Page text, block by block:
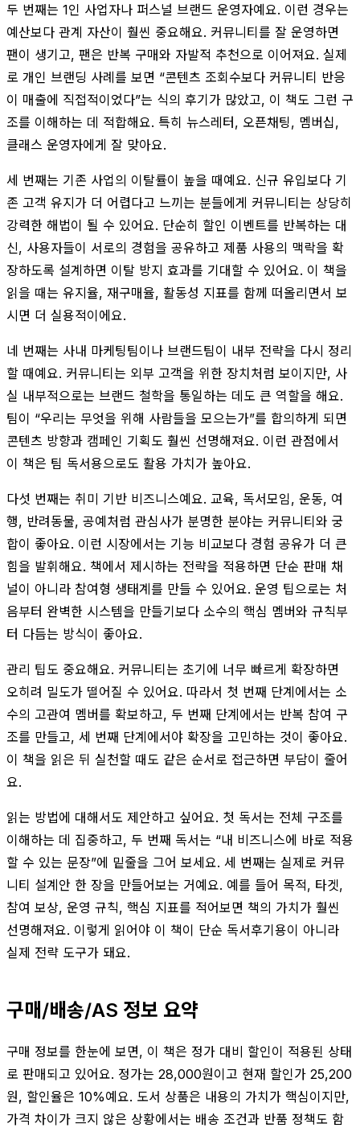
두 번째는 1인 사업자나 퍼스널 브랜드 운영자예요. 이런 경우는
예산보다 관계 자산이 훨씬 중요해요. 커뮤니티를 잘 운영하면
팬이 생기고, 팬은 반복 구매와 자발적 추천으로 이어져요. 실제
로 개인 브랜딩 사례를 보면 “콘텐츠 조회수보다 커뮤니티 반응
이 매출에 직접적이었다”는 식의 후기가 많았고, 이 책도 그런 구
조를 이해하는 데 적합해요. 특히 뉴스레터, 오픈채팅, 멤버십,
클래스 운영자에게 잘 맞아요.
세 번째는 기존 사업의 이탈률이 높을 때예요. 신규 유입보다 기
존 고객 유지가 더 어렵다고 느끼는 분들에게 커뮤니티는 상당히
강력한 해법이 될 수 있어요. 단순히 할인 이벤트를 반복하는 대
신, 사용자들이 서로의 경험을 공유하고 제품 사용의 맥락을 확
장하도록 설계하면 이탈 방지 효과를 기대할 수 있어요. 이 책을
읽을 때는 유지율, 재구매율, 활동성 지표를 함께 떠올리면서 보
시면 더 실용적이에요.
네 번째는 사내 마케팅팀이나 브랜드팀이 내부 전략을 다시 정리
할 때예요. 커뮤니티는 외부 고객을 위한 장치처럼 보이지만, 사
실 내부적으로는 브랜드 철학을 통일하는 데도 큰 역할을 해요.
팀이 “우리는 무엇을 위해 사람들을 모으는가”를 합의하게 되면
콘텐츠 방향과 캠페인 기획도 훨씬 선명해져요. 이런 관점에서
이 책은 팀 독서용으로도 활용 가치가 높아요.
다섯 번째는 취미 기반 비즈니스예요. 교육, 독서모임, 운동, 여
행, 반려동물, 공예처럼 관심사가 분명한 분야는 커뮤니티와 궁
합이 좋아요. 이런 시장에서는 기능 비교보다 경험 공유가 더 큰
힘을 발휘해요. 책에서 제시하는 전략을 적용하면 단순 판매 채
널이 아니라 참여형 생태계를 만들 수 있어요. 운영 팁으로는 처
음부터 완벽한 시스템을 만들기보다 소수의 핵심 멤버와 규칙부
터 다듬는 방식이 좋아요.
관리 팁도 중요해요. 커뮤니티는 초기에 너무 빠르게 확장하면
오히려 밀도가 떨어질 수 있어요. 따라서 첫 번째 단계에서는 소
수의 고관여 멤버를 확보하고, 두 번째 단계에서는 반복 참여 구
조를 만들고, 세 번째 단계에서야 확장을 고민하는 것이 좋아요.
이 책을 읽은 뒤 실천할 때도 같은 순서로 접근하면 부담이 줄어
요.
읽는 방법에 대해서도 제안하고 싶어요. 첫 독서는 전체 구조를
이해하는 데 집중하고, 두 번째 독서는 “내 비즈니스에 바로 적용
할 수 있는 문장”에 밑줄을 그어 보세요. 세 번째는 실제로 커뮤
니티 설계안 한 장을 만들어보는 거예요. 예를 들어 목적, 타겟,
참여 보상, 운영 규칙, 핵심 지표를 적어보면 책의 가치가 훨씬
선명해져요. 이렇게 읽어야 이 책이 단순 독서후기용이 아니라
실제 전략 도구가 돼요.
구매/배송/AS 정보 요약
구매 정보를 한눈에 보면, 이 책은 정가 대비 할인이 적용된 상태
로 판매되고 있어요. 정가는 28,000원이고 현재 할인가 25,200
원, 할인율은 10%예요. 도서 상품은 내용의 가치가 핵심이지만,
가격 차이가 크지 않은 상황에서는 배송 조건과 반품 정책도 함